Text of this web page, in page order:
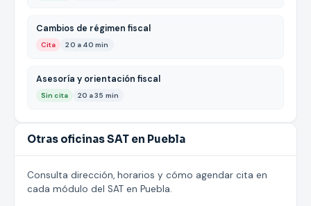
Cambios de régimen fiscal
Cita 20 a 40 min
Asesoría y orientación fiscal
Sin cita 20 a 35 min
Otras oficinas SAT en Puebla
Consulta dirección, horarios y cómo agendar cita en
cada módulo del SAT en Puebla.